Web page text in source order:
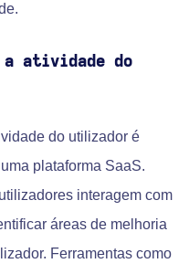
atividade do
do utilizador é
plataforma SaaS.
interagem com
áreas de melhoria
Ferramentas como